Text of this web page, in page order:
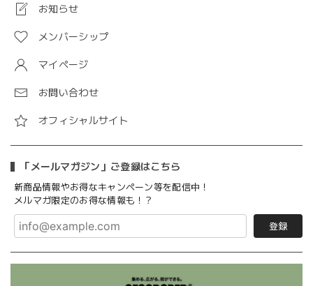
お知らせ
メンバーシップ
マイページ
お問い合わせ
オフィシャルサイト
「メールマガジン」ご登録はこちら
新商品情報やお得なキャンペーン等を配信中！
メルマガ限定のお得な情報も！？
登録